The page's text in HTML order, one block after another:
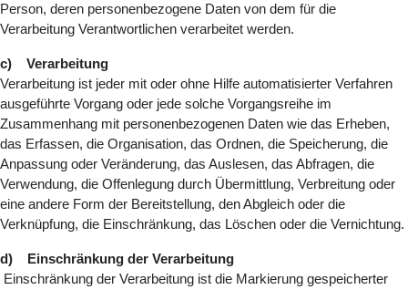
Person, deren personenbezogene Daten von dem für die
Verarbeitung Verantwortlichen verarbeitet werden.
c) Verarbeitung
Verarbeitung ist jeder mit oder ohne Hilfe automatisierter Verfahren
ausgeführte Vorgang oder jede solche Vorgangsreihe im
Zusammenhang mit personenbezogenen Daten wie das Erheben,
das Erfassen, die Organisation, das Ordnen, die Speicherung, die
Anpassung oder Veränderung, das Auslesen, das Abfragen, die
Verwendung, die Offenlegung durch Übermittlung, Verbreitung oder
eine andere Form der Bereitstellung, den Abgleich oder die
Verknüpfung, die Einschränkung, das Löschen oder die Vernichtung.
d) Einschränkung der Verarbeitung
Einschränkung der Verarbeitung ist die Markierung gespeicherter